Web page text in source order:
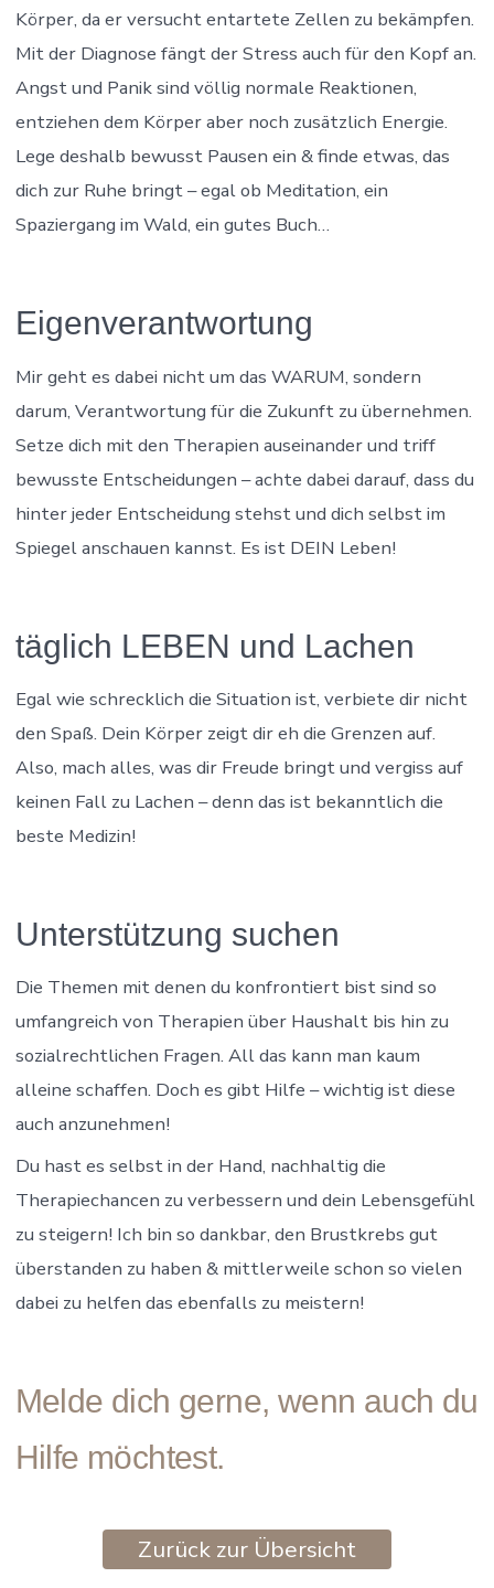
Körper, da er versucht entartete Zellen zu bekämpfen.
Mit der Diagnose fängt der Stress auch für den Kopf an.
Angst und Panik sind völlig normale Reaktionen,
entziehen dem Körper aber noch zusätzlich Energie.
Lege deshalb bewusst Pausen ein & finde etwas, das
dich zur Ruhe bringt – egal ob Meditation, ein
Spaziergang im Wald, ein gutes Buch…
Eigenverantwortung
Mir geht es dabei nicht um das WARUM, sondern
darum, Verantwortung für die Zukunft zu übernehmen.
Setze dich mit den Therapien auseinander und triff
bewusste Entscheidungen – achte dabei darauf, dass du
hinter jeder Entscheidung stehst und dich selbst im
Spiegel anschauen kannst. Es ist DEIN Leben!
täglich LEBEN und Lachen
Egal wie schrecklich die Situation ist, verbiete dir nicht
den Spaß. Dein Körper zeigt dir eh die Grenzen auf.
Also, mach alles, was dir Freude bringt und vergiss auf
keinen Fall zu Lachen – denn das ist bekanntlich die
beste Medizin!
Unterstützung suchen
Die Themen mit denen du konfrontiert bist sind so
umfangreich von Therapien über Haushalt bis hin zu
sozialrechtlichen Fragen. All das kann man kaum
alleine schaffen. Doch es gibt Hilfe – wichtig ist diese
auch anzunehmen!
Du hast es selbst in der Hand, nachhaltig die
Therapiechancen zu verbessern und dein Lebensgefühl
zu steigern! Ich bin so dankbar, den Brustkrebs gut
überstanden zu haben & mittlerweile schon so vielen
dabei zu helfen das ebenfalls zu meistern!
Melde dich gerne, wenn auch du
Hilfe möchtest.
Zurück zur Übersicht